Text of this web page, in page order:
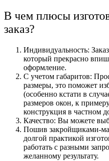
В чем плюсы
заказ?
Индивидуальность:
который прекрасно
оформление.
С учетом габаритов:
размеры, это поможет
(особенно кстати в
размеров окон, к
конструкция в частном
Качество: Вы можете
Пошив закройщиками-
долгой практикой
работать с разными
желанному результату.